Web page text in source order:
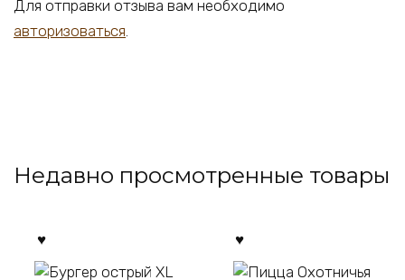
Для отправки отзыва вам необходимо
авторизоваться
Недавно просмотренные товары